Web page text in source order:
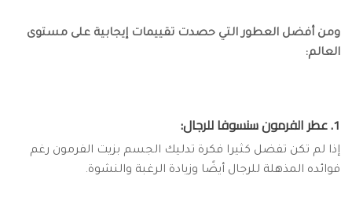
ومن أفضل العطور التي حصدت تقييمات إيجابية على مستوى
العالم:
1. عطر الفرمون سنسوفا للرجال:
إذا لم تكن تفضل كثيرا فكرة تدليك الجسم بزيت الفرمون رغم
فوائده المذهلة للرجال أيضًا وزيادة الرغبة والنشوة.